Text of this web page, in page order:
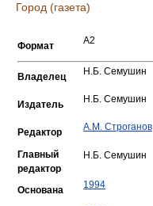
Город (газета)
Формат А2
Владелец Н.Б. Семушин
Издатель Н.Б. Семушин
Редактор А.М. Строганов
Главный
редактор
Н.Б. Семушин
Основана 1994